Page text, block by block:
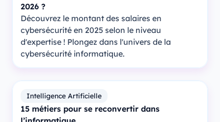
2026 ?
Découvrez le montant des salaires en
cybersécurité en 2025 selon le niveau
d'expertise ! Plongez dans l'univers de la
cybersécurité informatique.
Intelligence Artificielle
15 métiers pour se reconvertir dans